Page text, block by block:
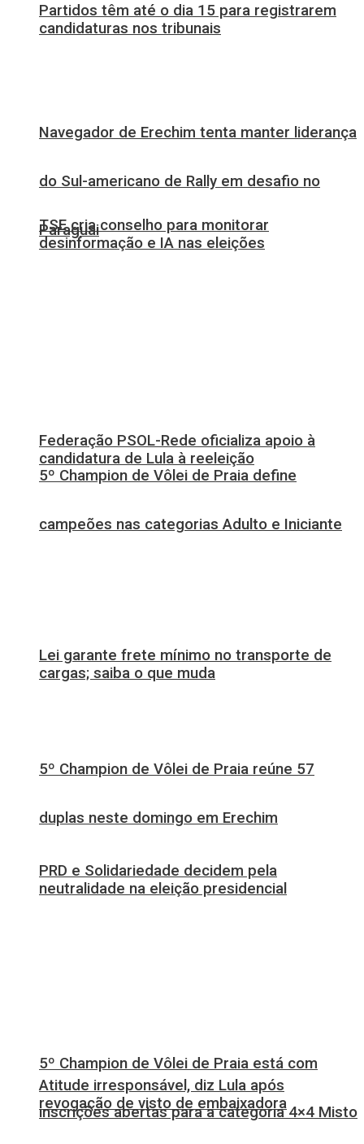
Navegador de Erechim tenta manter liderança
do Sul-americano de Rally em desafio no
Paraguai
5º Champion de Vôlei de Praia define
campeões nas categorias Adulto e Iniciante
5º Champion de Vôlei de Praia reúne 57
duplas neste domingo em Erechim
5º Champion de Vôlei de Praia está com
inscrições abertas para a categoria 4×4 Misto
Partidos têm até o dia 15 para registrarem
candidaturas nos tribunais
TSE cria conselho para monitorar
desinformação e IA nas eleições
Federação PSOL-Rede oficializa apoio à
candidatura de Lula à reeleição
Lei garante frete mínimo no transporte de
cargas; saiba o que muda
PRD e Solidariedade decidem pela
neutralidade na eleição presidencial
Atitude irresponsável, diz Lula após
revogação de visto de embaixadora